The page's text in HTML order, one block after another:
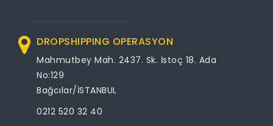
DROPSHIPPING OPERASYON
Mahmutbey Mah. 2437. Sk. İstoç 18. Ada
No:129
Bağcılar/İSTANBUL
0212 520 32 40